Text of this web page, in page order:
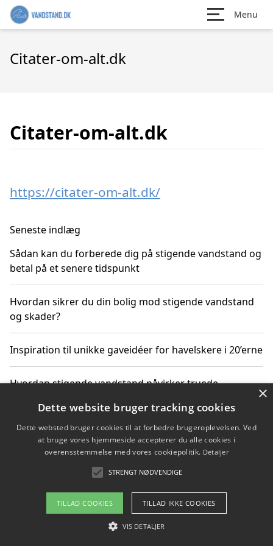
Menu
Citater-om-alt.dk
Citater-om-alt.dk
https://citater-om-alt.dk/
Seneste indlæg
Sådan kan du forberede dig på stigende vandstand og
betal på et senere tidspunkt
Hvordan sikrer du din bolig mod stigende vandstand
og skader?
Inspiration til unikke gaveidéer for havelskere i 20’erne
Hvordan stigende vandstand påvirker truede
Sådan vælger du de bedste vandrerygsække til
vandreture i Danmark
Copyright 2026 - Pilanto Aps
Om / kontakt
×
Dette website bruger tracking cookies
Dette websted bruger cookies til at forbedre brugeroplevelsen. Ved
at bruge vores hjemmeside accepterer du alle cookies i
overensstemmelse med vores cookiepolitik. Detaljer
STRENGT NØDVENDIGE
TILLAD COOKIES TILLAD IKKE COOKIES
VIS DETALJER